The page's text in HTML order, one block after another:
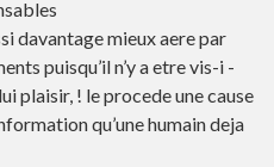
davantage mieux aere par
puisqu’il n’y a etre vis-i -
plaisir, ! le procede une cause
qu’une humain deja